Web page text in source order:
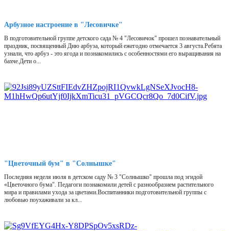
Арбузное настроение в "Лесовичке"
В подготовительной группе детского сада № 4 "Лесовичок" прошел познавательный
праздник, посвященный Дню арбуза, который ежегодно отмечается 3 августа.Ребята
узнали, что арбуз - это ягода и познакомились с особенностями его выращивания на
бахче.Дети о...
"Цветочный бум" в "Солнышке"
Последняя неделя июля в детском саду № 3 "Солнышко" прошла под эгидой
«Цветочного бума". Педагоги познакомили детей с разнообразием растительного
мира и правилами ухода за цветами.Воспитанники подготовительной группы с
любовью поухаживали за кл...